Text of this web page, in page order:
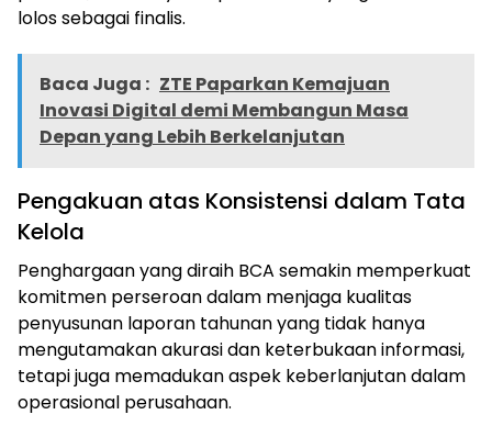
lolos sebagai finalis.
Baca Juga : ZTE Paparkan Kemajuan
Inovasi Digital demi Membangun Masa
Depan yang Lebih Berkelanjutan
Pengakuan atas Konsistensi dalam Tata
Kelola
Penghargaan yang diraih BCA semakin memperkuat
komitmen perseroan dalam menjaga kualitas
penyusunan laporan tahunan yang tidak hanya
mengutamakan akurasi dan keterbukaan informasi,
tetapi juga memadukan aspek keberlanjutan dalam
operasional perusahaan.